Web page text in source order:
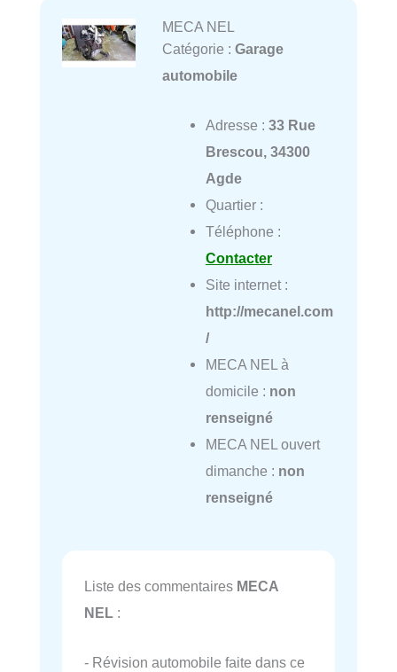
MECA NEL
Catégorie : Garage
automobile
Adresse : 33 Rue
Brescou, 34300
Agde
Quartier :
Téléphone :
Contacter
Site internet :
http://mecanel.com
/
MECA NEL à
domicile : non
renseigné
MECA NEL ouvert
dimanche : non
renseigné
Liste des commentaires MECA
NEL :
- Révision automobile faite dans ce